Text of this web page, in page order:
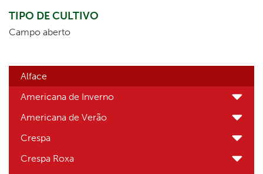
TIPO DE CULTIVO
Campo aberto
Alface
Americana de Inverno
Americana de Verão
Crespa
Crespa Roxa